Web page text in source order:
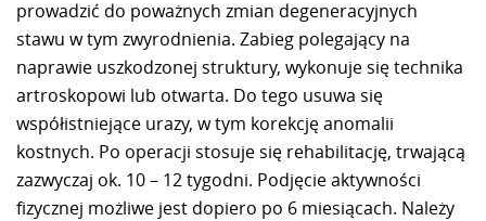
prowadzić do poważnych zmian degeneracyjnych
stawu w tym zwyrodnienia. Zabieg polegający na
naprawie uszkodzonej struktury, wykonuje się technika
artroskopowi lub otwarta. Do tego usuwa się
współistniejące urazy, w tym korekcję anomalii
kostnych. Po operacji stosuje się rehabilitację, trwającą
zazwyczaj ok. 10 – 12 tygodni. Podjęcie aktywności
fizycznej możliwe jest dopiero po 6 miesiącach. Należy